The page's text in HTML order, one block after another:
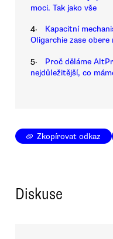
moci. Tak jako vše
4.
Kapacitní
Oligarchie zase obere
5.
Proč děláme
nejdůležitější, co
Zkopírovat odkaz
Diskuse